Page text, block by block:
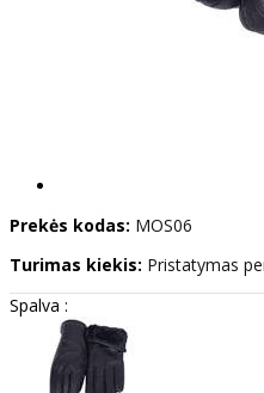
Prekės kodas: MOS06
Turimas kiekis: Pristatymas
Spalva :